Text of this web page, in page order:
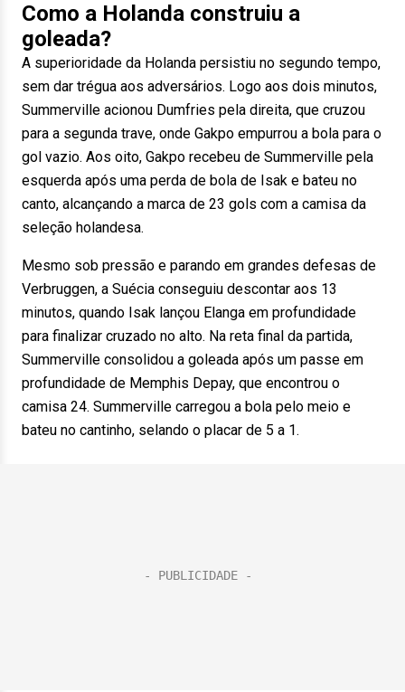
Como a Holanda construiu a
goleada?
A superioridade da Holanda persistiu no segundo tempo,
sem dar trégua aos adversários. Logo aos dois minutos,
Summerville acionou Dumfries pela direita, que cruzou
para a segunda trave, onde Gakpo empurrou a bola para o
gol vazio. Aos oito, Gakpo recebeu de Summerville pela
esquerda após uma perda de bola de Isak e bateu no
canto, alcançando a marca de 23 gols com a camisa da
seleção holandesa.
Mesmo sob pressão e parando em grandes defesas de
Verbruggen, a Suécia conseguiu descontar aos 13
minutos, quando Isak lançou Elanga em profundidade
para finalizar cruzado no alto. Na reta final da partida,
Summerville consolidou a goleada após um passe em
profundidade de Memphis Depay, que encontrou o
camisa 24. Summerville carregou a bola pelo meio e
bateu no cantinho, selando o placar de 5 a 1.